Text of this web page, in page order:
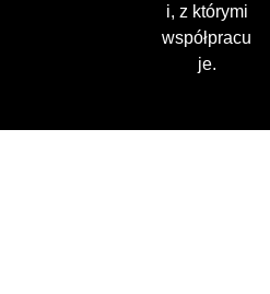
i, z którymi
współpracu
je.